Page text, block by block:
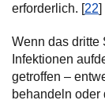
erforderlich. [22]
Wenn das dritte
Infektionen
getroffen –
behandeln oder